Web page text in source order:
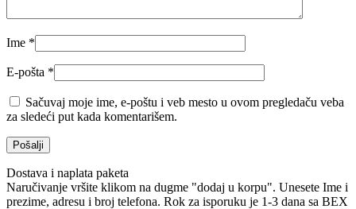
Ime *
E-pošta *
Sačuvaj moje ime, e-poštu i veb mesto u ovom pregledaču veba
za sledeći put kada komentarišem.
Dostava i naplata paketa
Naručivanje vršite klikom na dugme "dodaj u korpu". Unesete Ime i
prezime, adresu i broj telefona. Rok za isporuku je 1-3 dana sa BEX